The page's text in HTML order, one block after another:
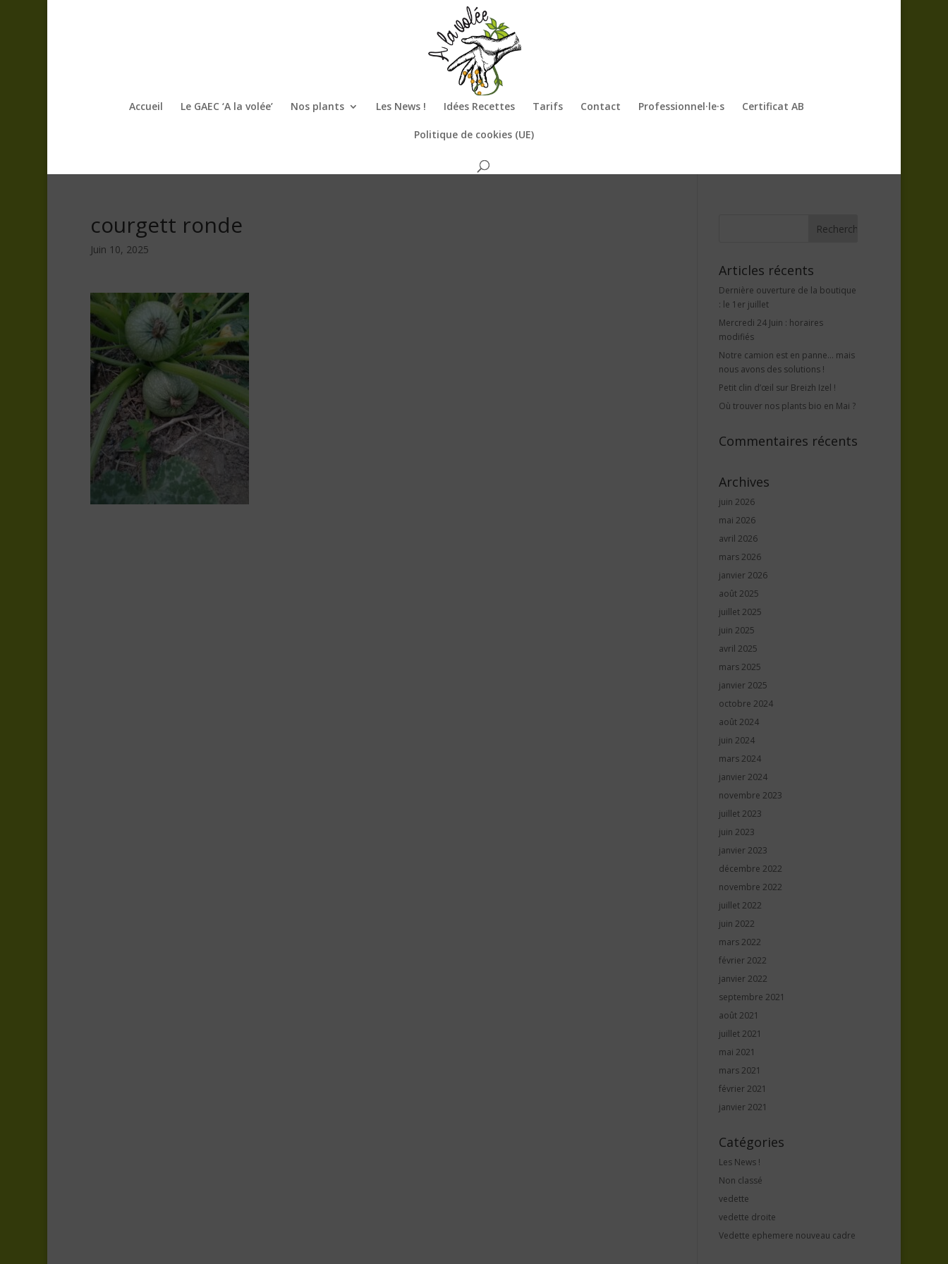
Accueil Le GAEC ‘A la volée’ Nos plants Les News ! Idées Recettes Tarifs Contact Professionnel·le·s Certificat AB
Politique de cookies (UE)
courgett ronde
Juin 10, 2025
Articles récents
Dernière ouverture de la boutique
: le 1er juillet
Mercredi 24 Juin : horaires
modifiés
Notre camion est en panne… mais
nous avons des solutions !
Petit clin d’œil sur Breizh Izel !
Où trouver nos plants bio en Mai ?
Commentaires récents
Archives
juin 2026
mai 2026
avril 2026
mars 2026
janvier 2026
août 2025
juillet 2025
juin 2025
avril 2025
mars 2025
janvier 2025
octobre 2024
août 2024
juin 2024
mars 2024
janvier 2024
novembre 2023
juillet 2023
juin 2023
janvier 2023
décembre 2022
novembre 2022
juillet 2022
juin 2022
mars 2022
février 2022
janvier 2022
septembre 2021
août 2021
juillet 2021
mai 2021
mars 2021
février 2021
janvier 2021
Catégories
Les News !
Non classé
vedette
vedette droite
Vedette ephemere nouveau cadre